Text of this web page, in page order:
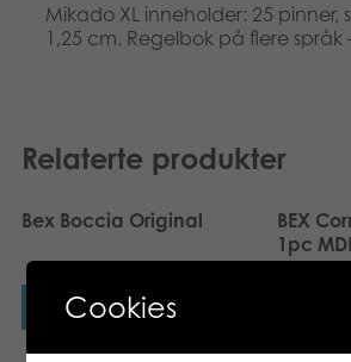
Mikado XL inneholder: 25 pinner,
1,25 cm. Regelbok på flere
Relaterte produkter
Bex Boccia Original
Les mer
BEX
1pc
Cookies